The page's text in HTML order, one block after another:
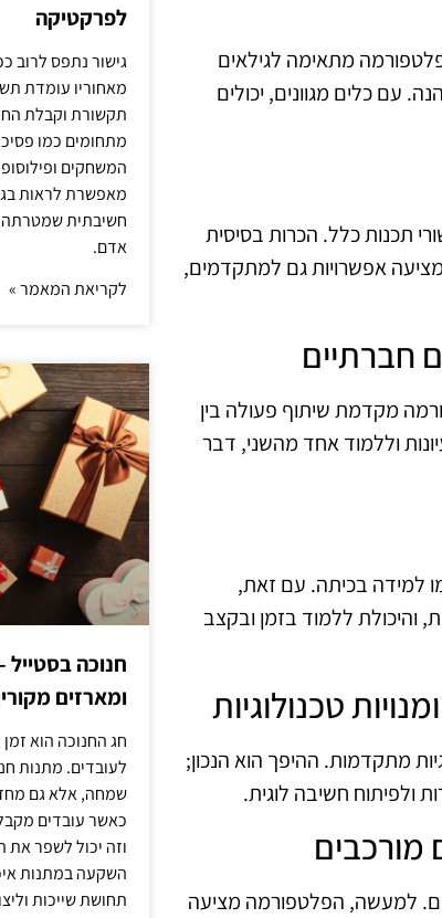
מתאימה לגילאים
עם כלים מגוונים, יכולים
תכנות כלל. הכרות בסיסית
אפשרויות גם למתקדמים,
מקדמת שיתוף פעולה בין
וללמוד אחד מהשני, דבר
למידה בכיתה. עם זאת,
והיכולת ללמוד בזמן ובקצב
מתקדמות. ההיפך הוא הנכון;
ולפיתוח חשיבה לוגית.
למעשה, הפלטפורמה מציעה
לפרקטיקה
גישור נתפס לרוב
מאחוריו עומדת
תקשורת וקבלת
מתחומים כמו
המשחקים
מאפשרת לראות
חשיבתית שמטרתה
אדם.
לקריאת המאמר »
חנוכה
ומארזים
חג החנוכה הוא
לעובדים. מתנות
שמחה, אלא גם
כאשר עובדים
וזה יכול לשפר את
השקעה במתנות
תחושת שייכות